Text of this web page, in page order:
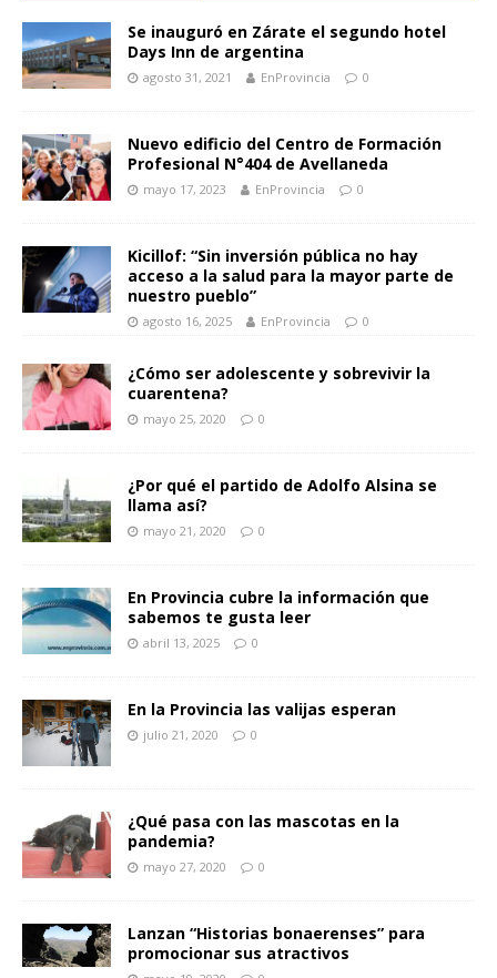
Se inauguró en Zárate el segundo hotel
Days Inn de argentina
agosto 31, 2021 EnProvincia 0
Nuevo edificio del Centro de Formación
Profesional N°404 de Avellaneda
mayo 17, 2023 EnProvincia 0
Kicillof: “Sin inversión pública no hay
acceso a la salud para la mayor parte de
nuestro pueblo”
agosto 16, 2025 EnProvincia 0
¿Cómo ser adolescente y sobrevivir la
cuarentena?
mayo 25, 2020 0
¿Por qué el partido de Adolfo Alsina se
llama así?
mayo 21, 2020 0
En Provincia cubre la información que
sabemos te gusta leer
abril 13, 2025 0
En la Provincia las valijas esperan
julio 21, 2020 0
¿Qué pasa con las mascotas en la
pandemia?
mayo 27, 2020 0
Lanzan “Historias bonaerenses” para
promocionar sus atractivos